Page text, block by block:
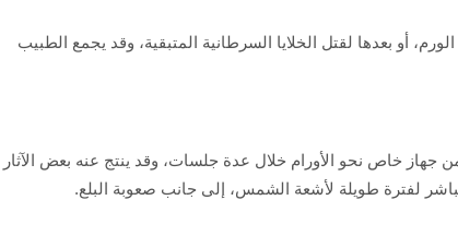
أو بعدها لقتل الخلايا السرطانية المتبقية، وقد يجمع الطبيب
جهاز خاص نحو الأورام خلال عدة جلسات، وقد ينتج عنه بعض الآثار
لفترة طويلة لأشعة الشمس، إلى جانب صعوبة البلع.